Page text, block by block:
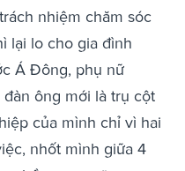
nhiệm chăm sóc
lại lo cho gia đình
Á Đông, phụ nữ
ông mới là trụ cột
của mình chỉ vì hai
nhốt mình giữa 4